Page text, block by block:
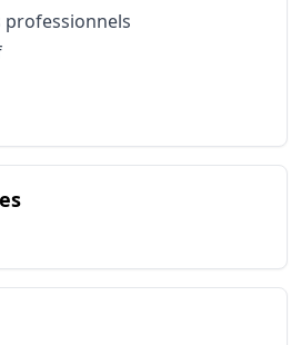
professionnels
du métier Entraîneur /
métier Entraîneur /